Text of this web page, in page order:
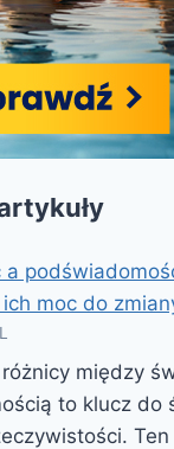
a
moc do
między
to klucz do